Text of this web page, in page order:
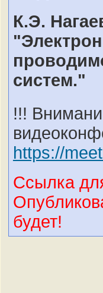
К.Э.
систем."
!!!
https://
Ссылка
будет!